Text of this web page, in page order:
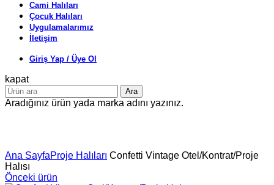
Cami Halıları
Çocuk Halıları
Uygulamalarımız
İletişim
Giriş Yap / Üye Ol
kapat
Ara
Aradığınız ürün yada marka adını yazınız.
Ana SayfaProje Halıları Confetti Vintage Otel/Kontrat/Proje
Halısı
Önceki ürün